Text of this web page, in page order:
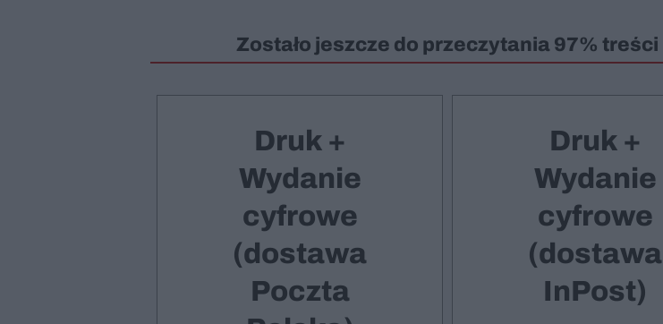
Zostało jeszcze do przeczytania 97% treści
Druk +
Wydanie
cyfrowe
(dostawa
Poczta
Druk +
Wydanie
cyfrowe
(dostawa
InPost)